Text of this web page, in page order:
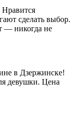
сделать выбор.
— никогда не
в Дзержинске!
девушки. Цена